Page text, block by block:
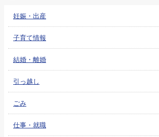
妊娠・出産
子育て情報
結婚・離婚
引っ越し
ごみ
仕事・就職